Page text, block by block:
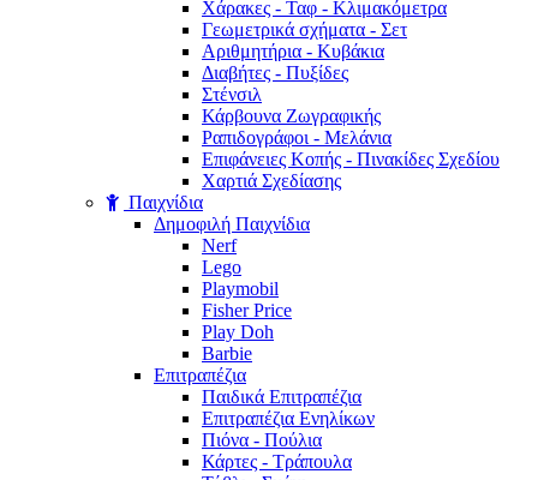
Χάρακες - Ταφ - Κλιμακόμετρα
Γεωμετρικά σχήματα - Σετ
Αριθμητήρια - Κυβάκια
Διαβήτες - Πυξίδες
Στένσιλ
Κάρβουνα Ζωγραφικής
Ραπιδογράφοι - Μελάνια
Επιφάνειες Κοπής - Πινακίδες Σχεδίου
Χαρτιά Σχεδίασης
Παιχνίδια
Δημοφιλή Παιχνίδια
Nerf
Lego
Playmobil
Fisher Price
Play Doh
Barbie
Επιτραπέζια
Παιδικά Επιτραπέζια
Επιτραπέζια Ενηλίκων
Πιόνα - Πούλια
Κάρτες - Τράπουλα